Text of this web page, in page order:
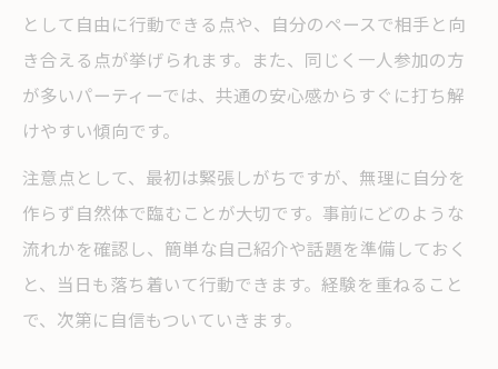
として自由に行動できる点や、自分のペースで相手と向
き合える点が挙げられます。また、同じく一人参加の方
が多いパーティーでは、共通の安心感からすぐに打ち解
けやすい傾向です。
注意点として、最初は緊張しがちですが、無理に自分を
作らず自然体で臨むことが大切です。事前にどのような
流れかを確認し、簡単な自己紹介や話題を準備しておく
と、当日も落ち着いて行動できます。経験を重ねること
で、次第に自信もついていきます。